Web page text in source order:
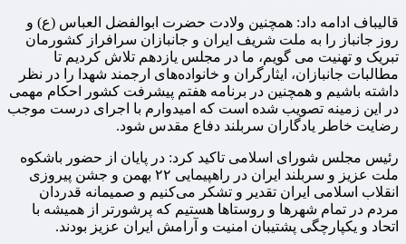
قالیباف ادامه داد: همچنین ولادت حضرت ابوالفضل العباس (ع) و
روز جانباز را به ملت شریف ایران و جانبازان سرافراز کشورمان
تبریک و تهنیت می گویم، ما در مجلس یازدهم تلاش کردیم تا
مطالبات جانبازان، ایثارگران و خانواده‌های ارجمند شهدا را در نظر
داشته باشیم و همچنین در برنامه هفتم پیشرفت کشور احکام مهمی
در این زمینه تصویب شده است که امیدوارم با اجرای درست موجب
رضایت خاطر یادگاران سربلند دفاع مقدس شود.
رئیس مجلس شورای اسلامی تاکید کرد: در پایان از حضور باشکوه
ملت عزیز و سربلند ایران در راهپیمایی ۲۲ بهمن و جشن پیروزی
انقلاب اسلامی ایران تقدیر و تشکر می‌کنیم و صمیمانه قدردان
مردم در تمام شهرها و روستاها هستیم که پرشورتر از همیشه با
اتحاد و یکپارچگی پشتیبان امنیت و آرامش ایران عزیز بودند.